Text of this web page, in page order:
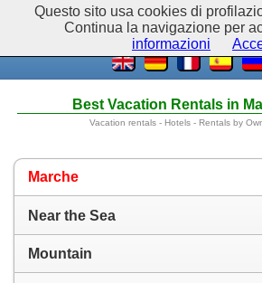
Best Vacation Rentals in
Vacation rentals - Hotels - Rentals by
Marche
Near the Sea
Mountain
Questo sito usa cookies di
Continua la navigazione per
informazioni